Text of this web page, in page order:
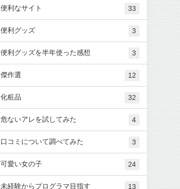
便利なサイト 33
便利グッズ 3
便利グッズを半年使った感想 3
傑作選 12
化粧品 32
危ないアレを試してみた 4
口コミについて調べてみた 3
可愛い女の子 24
未経験からプログラマ目指す 13